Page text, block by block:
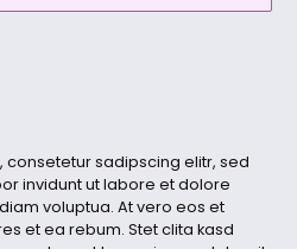
consetetur sadipscing elitr, sed
invidunt ut labore et dolore
voluptua. At vero eos et
et ea rebum. Stet clita kasd